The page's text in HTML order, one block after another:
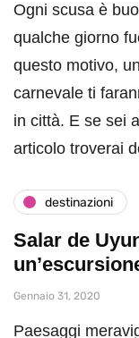
Ogni scusa è
qualche giorno
questo motivo,
carnevale ti
in città. E se sei
articolo troverai
destinazioni
Salar de
Gennaio 31, 2020
Paesaggi